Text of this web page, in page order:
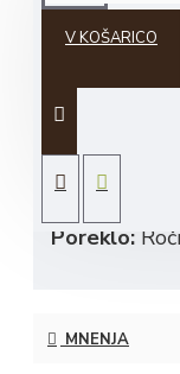
V KOŠARICO
O izdelku:
vodi.
in jih
Poreklo:
MNENJA